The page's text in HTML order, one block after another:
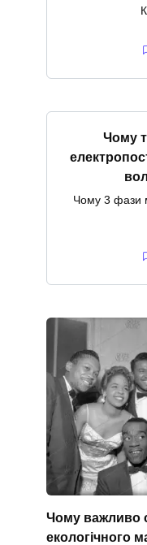
Чому
Чому 3 фази
Чому важливо
екологічного